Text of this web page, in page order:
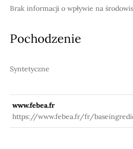
Brak informacji o wpływie na
Pochodzenie
Syntetyczne
www.febea.fr
https://www.febea.fr/fr/